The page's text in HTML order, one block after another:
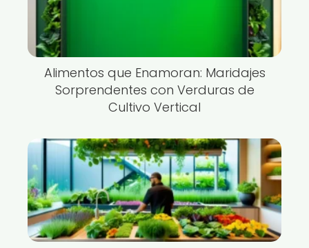
Alimentos que Enamoran: Maridajes
Sorprendentes con Verduras de
Cultivo Vertical